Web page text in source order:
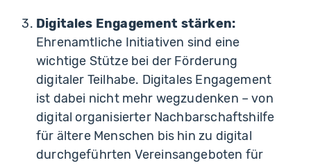
Digitales Engagement stärken:
Ehrenamtliche Initiativen sind eine
wichtige Stütze bei der Förderung
digitaler Teilhabe. Digitales Engagement
ist dabei nicht mehr wegzudenken – von
digital organisierter Nachbarschaftshilfe
für ältere Menschen bis hin zu digital
durchgeführten Vereinsangeboten für